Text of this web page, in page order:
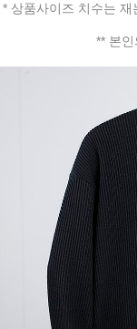
* 상품사이즈 치수는
** 본